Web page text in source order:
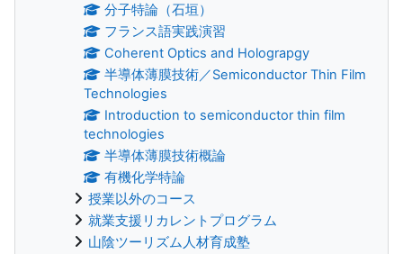
分子特論（石垣）
フランス語実践演習
Coherent Optics and Holograpgy
半導体薄膜技術／Semiconductor Thin Film
Technologies
Introduction to semiconductor thin film
technologies
半導体薄膜技術概論
有機化学特論
授業以外のコース
就業支援リカレントプログラム
山陰ツーリズム人材育成塾